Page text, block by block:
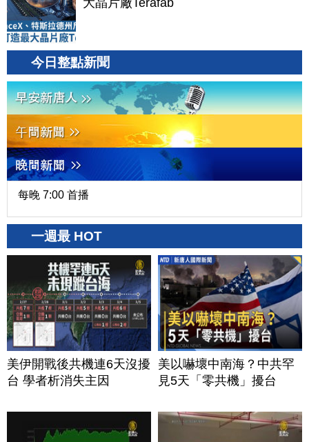
大晶片廠Terafab
今日整點新聞
每晚 7:00 首播
一週最 HOT
美伊開戰後共機連6天沒擾
台 學者析消失主因
美以嚇壞中南海？中共罕
見5天「零共機」擾台